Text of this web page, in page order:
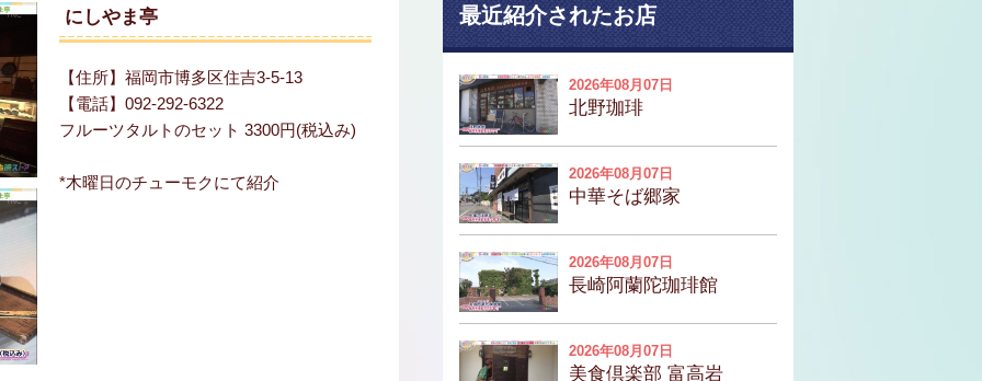
にしやま亭
【住所】福岡市博多区住吉3-5-13
【電話】092-292-6322
フルーツタルトのセット 3300円(税込み)
*木曜日のチューモクにて紹介
最近紹介されたお店
2026年08月07日
北野珈琲
2026年08月07日
中華そば郷家
2026年08月07日
長崎阿蘭陀珈琲館
2026年08月07日
美食倶楽部 富高岩